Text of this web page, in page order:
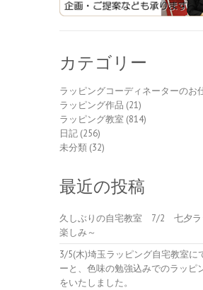
カテゴリー
ラッピングコーディネーターのお
ラッピング作品 (21)
ラッピング教室 (814)
日記 (256)
未分類 (32)
最近の投稿
久しぶりの自宅教室 7/2 七夕ラ
楽しみ～
3/5(木)埼玉ラッピング自宅教室に
ーと、色味の勉強込みでのラッピ
をいたしました。